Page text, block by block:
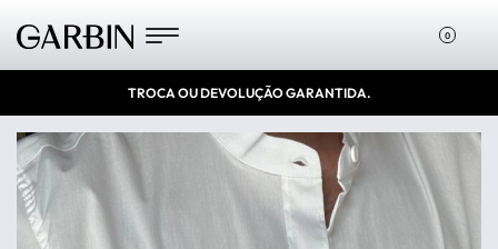
0
TROCA OU DEVOLUÇÃO GARANTIDA.